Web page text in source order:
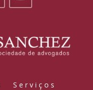
Serviços